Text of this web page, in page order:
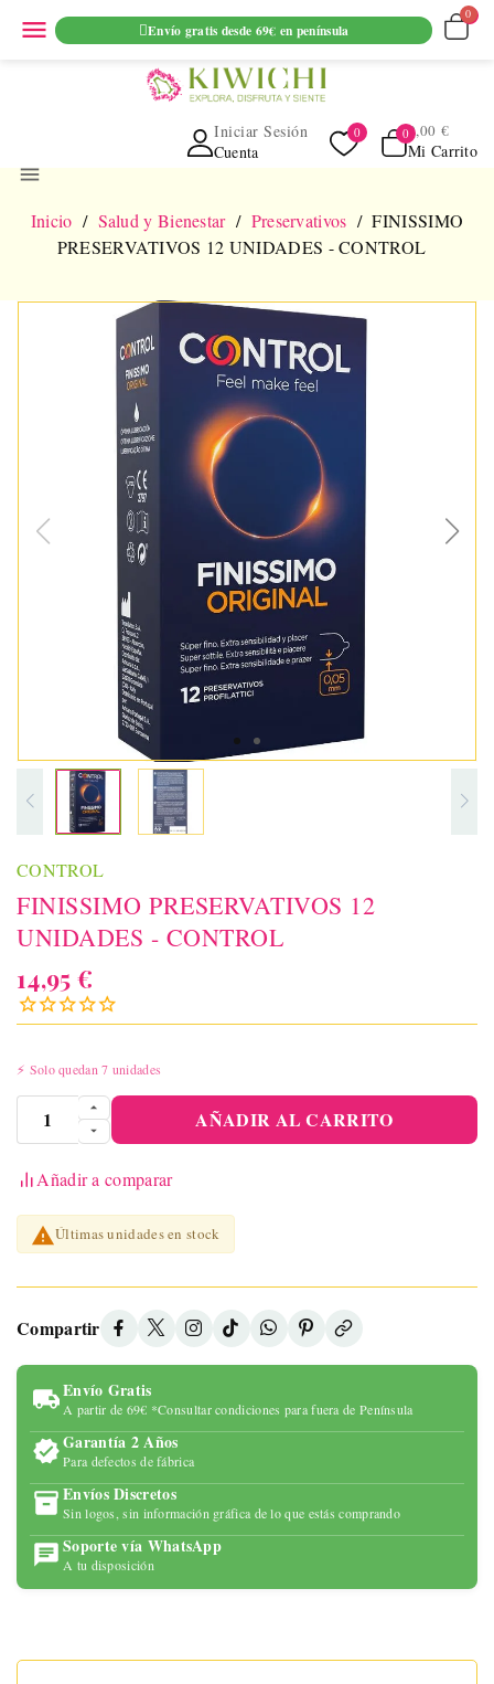
ENVIO GRATUITO EN PEDIDOS SUPERIORES A 69€ EN
PENINSULA
Cuenta
Iniciar Sesión
Mi Carrito
0,00 €
menu
Inicio Salud y Bienestar Preservativos
FINISSIMO
PRESERVATIVOS 12 UNIDADES - CONTROL
CONTROL
FINISSIMO PRESERVATIVOS 12
UNIDADES - CONTROL
14,95 €
⚡ Solo quedan 7 unidades
AÑADIR AL CARRITO
Añadir a comparar
Últimas unidades en stock
Compartir
Envío Gratis
A partir de 69€ *Consultar condiciones para fuera de Península
Garantía 2 Años
Para defectos de fábrica
Envíos Discretos
Sin logos, sin información gráfica de lo que estás comprando
Soporte vía WhatsApp
A tu disposición
menu Envío gratis desde 69€ en península